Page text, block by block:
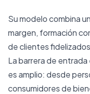
Su modelo combina
margen, formación
de clientes
La barrera de
es amplio: desde
consumidores de